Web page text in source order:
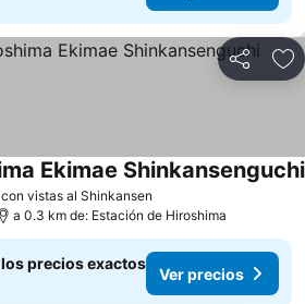
Compartir
vistas al Shinkansen
Ekimae Shinkansenguchi
a 0.3 km de: Estación de Hiroshima
precios exactos
Ver precios